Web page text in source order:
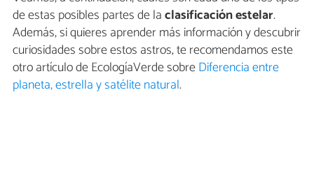
de estas posibles partes de laclasificación estelar.
Además, si quieres aprender más información y descubrir
curiosidades sobre estos astros, te recomendamos este
otro artículo de EcologíaVerde sobreDiferencia entre
planeta, estrella y satélite natural.